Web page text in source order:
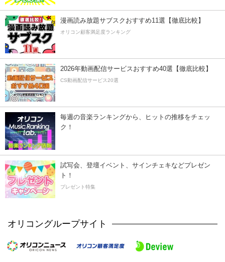
漫画読み放題サブスクおすすめ11選【徹底比較】
オリコン顧客満足度ランキング
2026年動画配信サービスおすすめ40選【徹底比較】
CS動画配信サービス20選
毎週の音楽ランキングから、ヒットの推移をチェッ
ク！
試写会、登壇イベント、サインチェキなどプレゼン
ト！
プレゼント特集
オリコングループサイト